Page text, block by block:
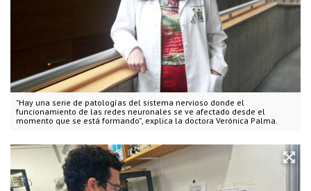
"Hay una serie de patologías del sistema nervioso donde el
funcionamiento de las redes neuronales se ve afectado desde el
momento que se está formando”, explica la doctora Verónica Palma.